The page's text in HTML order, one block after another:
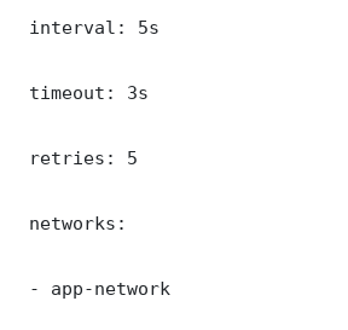
interval: 5s
timeout: 3s
retries: 5
networks:
- app-network